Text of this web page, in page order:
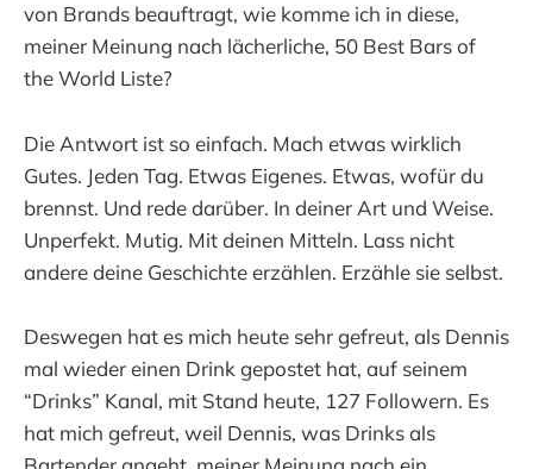
von Brands beauftragt, wie komme ich in diese,
meiner Meinung nach lächerliche, 50 Best Bars of
the World Liste?
Die Antwort ist so einfach. Mach etwas wirklich
Gutes. Jeden Tag. Etwas Eigenes. Etwas, wofür du
brennst. Und rede darüber. In deiner Art und Weise.
Unperfekt. Mutig. Mit deinen Mitteln. Lass nicht
andere deine Geschichte erzählen. Erzähle sie selbst.
Deswegen hat es mich heute sehr gefreut, als Dennis
mal wieder einen Drink gepostet hat, auf seinem
“Drinks” Kanal, mit Stand heute, 127 Followern. Es
hat mich gefreut, weil Dennis, was Drinks als